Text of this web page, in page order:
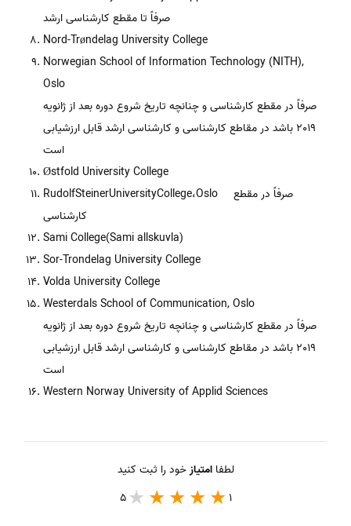
صرفاً تا مقطع کارشناسی ارشد
Nord-Trøndelag University College
Norwegian School of Information Technology (NITH),
Oslo
صرفاً در مقطع کارشناسی و چنانچه تاریخ شروع دوره بعد از ژانویه
2019 باشد در مقاطع کارشناسی و کارشناسی ارشد قابل ارزشیابی
است
Østfold University College
RudolfSteinerUniversityCollege،Oslo صرفاً در مقطع
کارشناسی
Sami College(Sami allskuvla)
Sor-Trondelag University College
Volda University College
Westerdals School of Communication, Oslo
صرفاً در مقطع کارشناسی و چنانچه تاریخ شروع دوره بعد از ژانویه
2019 باشد در مقاطع کارشناسی و کارشناسی ارشد قابل ارزشیابی
است
Western Norway University of Applid Sciences
لطفاامتیازخود را ثبت کنید
1
5